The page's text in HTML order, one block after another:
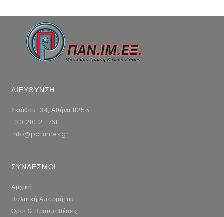
ΔΙΕΥΘΥΝΣΗ
Σκιάθου 134, Αθήνα 11255
+30 210 2111761
info@panimex.gr
ΣΥΝΔΕΣΜΟΙ
Αρχική
Πολιτική Απορρήτου
Όροι & Προϋποθέσεις